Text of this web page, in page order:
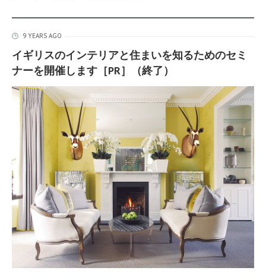
9 YEARS AGO
イギリスのインテリアと住まいを知るためのセミ
ナーを開催します［PR］（終了）